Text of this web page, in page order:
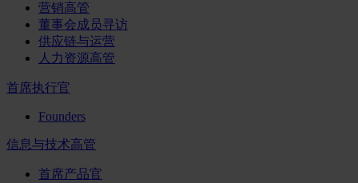
营销高管
董事会成员寻访
供应链与运营
人力资源高管
首席执行官
Founders
信息与技术高管
首席产品官